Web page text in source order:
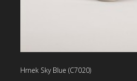
Hrnek Sky Blue (C7020)